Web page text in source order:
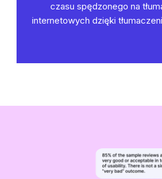
czasu spędzonego na
internetowych dzięki